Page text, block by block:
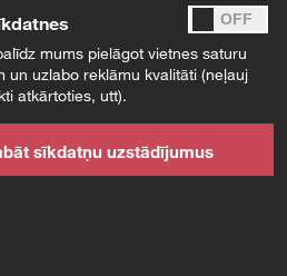
Direktīva
uzņēmējiem
un
un līgumos,
tiesību aizsardzību
mums pielāgot vietnes saturu
un uzlabo reklāmu kvalitāti (neļauj
atkārtoties, utt).
sīkdatņu uzstādījumus